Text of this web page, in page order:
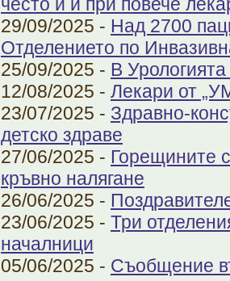
често и и при повече
29/09/2025 - Над 2700
Отделението по
25/09/2025 - В
12/08/2025 - Лекари от
23/07/2025 - Здравно-
детско здраве
27/06/2025 - Горещините
кръвно налягане
26/06/2025 -
23/06/2025 - Три
началници
05/06/2025 - Съобщение